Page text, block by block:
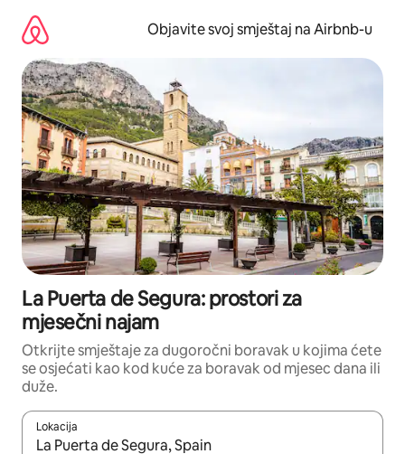
sadržaj
Objavite svoj smještaj na Airbnb-u
La Puerta de Segura: prostori za
mjesečni najam
Otkrijte smještaje za dugoročni boravak u kojima ćete
se osjećati kao kod kuće za boravak od mjesec dana ili
duže.
Lokacija
Kad su rezultati dostupni, možete da se krećete kroz njih